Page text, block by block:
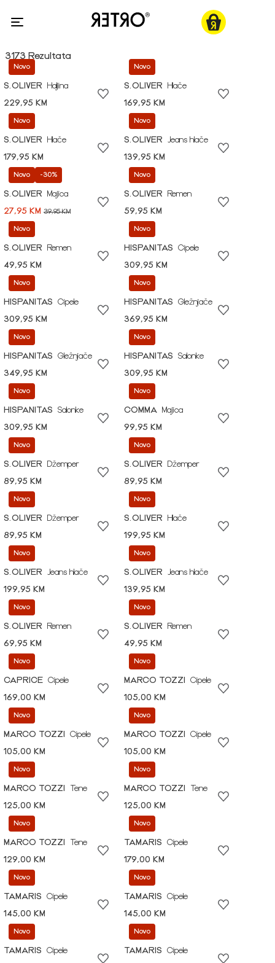
3173 Rezultata
Novo
S.OLIVER
Haljina
229,95 KM
Novo
S.OLIVER
Hlače
169,95 KM
Novo
S.OLIVER
Hlače
179,95 KM
Novo
S.OLIVER
Jeans hlače
139,95 KM
Novo -30%
S.OLIVER
Majica
27,95 KM 39,95 KM
Novo
S.OLIVER
Remen
59,95 KM
Novo
S.OLIVER
Remen
49,95 KM
Novo
HISPANITAS
Cipele
309,95 KM
Novo
HISPANITAS
Cipele
309,95 KM
Novo
HISPANITAS
Gležnjače
369,95 KM
Novo
HISPANITAS
Gležnjače
349,95 KM
Novo
HISPANITAS
Salonke
309,95 KM
Novo
HISPANITAS
Salonke
309,95 KM
Novo
COMMA
Majica
99,95 KM
Novo
S.OLIVER
Džemper
89,95 KM
Novo
S.OLIVER
Džemper
89,95 KM
Novo
S.OLIVER
Džemper
89,95 KM
Novo
S.OLIVER
Hlače
199,95 KM
Novo
S.OLIVER
Jeans hlače
199,95 KM
Novo
S.OLIVER
Jeans hlače
139,95 KM
Novo
S.OLIVER
Remen
69,95 KM
Novo
S.OLIVER
Remen
49,95 KM
Novo
CAPRICE Cipele
169,00 KM
Novo
MARCO TOZZI
Cipele
105,00 KM
Novo
MARCO TOZZI
Cipele
105,00 KM
Novo
MARCO TOZZI
Cipele
105,00 KM
Novo
MARCO TOZZI
Tene
125,00 KM
Novo
MARCO TOZZI
Tene
125,00 KM
Novo
MARCO TOZZI
Tene
129,00 KM
Novo
TAMARIS
Cipele
179,00 KM
Novo
TAMARIS
Cipele
145,00 KM
Novo
TAMARIS
Cipele
145,00 KM
Novo
TAMARIS
Cipele
Novo
TAMARIS
Cipele